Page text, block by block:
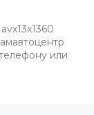
или